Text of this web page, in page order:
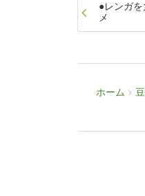
●レンガ
メ
ホーム